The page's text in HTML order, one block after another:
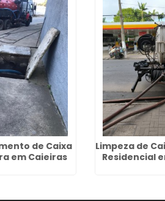
de Caixa
em Caieiras
Limpeza de
Residencial